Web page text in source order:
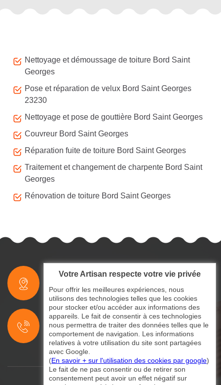
Nettoyage et démoussage de toiture Bord Saint
Georges
Pose et réparation de velux Bord Saint Georges
23230
Nettoyage et pose de gouttière Bord Saint Georges
Couvreur Bord Saint Georges
Réparation fuite de toiture Bord Saint Georges
Traitement et changement de charpente Bord Saint
Georges
Rénovation de toiture Bord Saint Georges
indisponible
indisponible
Votre Artisan respecte votre vie privée
Pour offrir les meilleures expériences, nous
utilisons des technologies telles que les cookies
pour stocker et/ou accéder aux informations des
appareils. Le fait de consentir à ces technologies
nous permettra de traiter des données telles que le
comportement de navigation. Les informations
relatives à votre utilisation du site sont partagées
avec Google.
(En savoir + sur l'utilisation des cookies par google)
Le fait de ne pas consentir ou de retirer son
consentement peut avoir un effet négatif sur